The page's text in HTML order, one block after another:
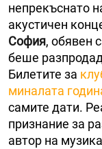
непрекъснато
акустичен
София, обявен
беше
Билетите за
миналата
самите дати.
признание за
автор на